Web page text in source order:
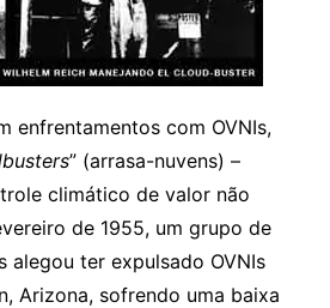
enfrentamentos com OVNIs,
” (arrasa-nuvens) –
climático de valor não
de 1955, um grupo de
alegou ter expulsado OVNIs
Arizona, sofrendo uma baixa